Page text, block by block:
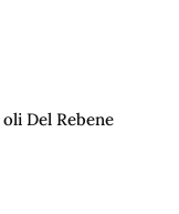
Del Rebene